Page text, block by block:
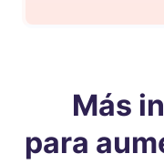
Más
para